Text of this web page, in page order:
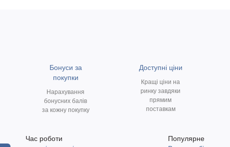
Бонуси за
покупки
Нарахування
бонусних балів
за кожну покупку
Доступні ціни
Кращі ціни на
ринку завдяки
прямим
поставкам
Час роботи
Популярне